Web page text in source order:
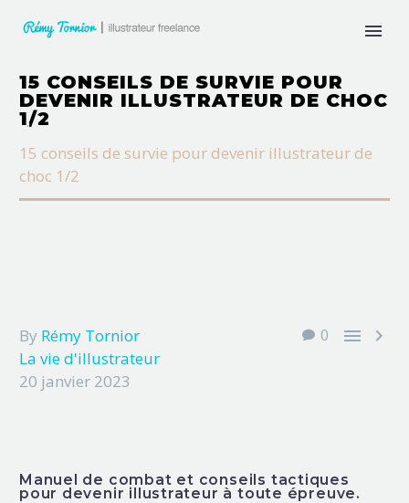
15 CONSEILS DE SURVIE POUR
DEVENIR ILLUSTRATEUR DE CHOC
1/2
Home
15 conseils de survie pour devenir illustrateur de
choc 1/2
0  
By Rémy Tornior
La vie d'illustrateur
20 janvier 2023
Manuel de combat et conseils tactiques
pour devenir illustrateur à toute épreuve.